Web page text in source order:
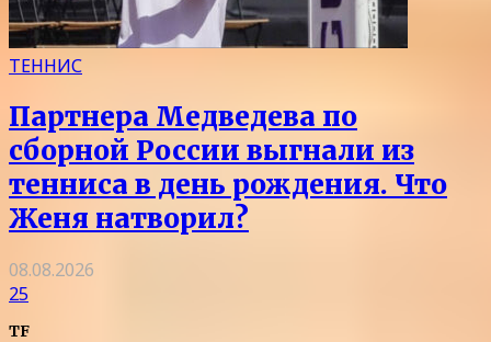
ТЕННИС
Партнера Медведева по
сборной России выгнали из
тенниса в день рождения. Что
Женя натворил?
08.08.2026
25
TF